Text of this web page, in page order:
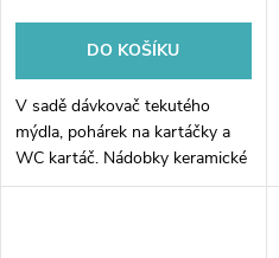
DO KOŠÍKU
V sadě dávkovač tekutého
mýdla, pohárek na kartáčky a
WC kartáč. Nádobky keramické
světle šedé matné. Objem